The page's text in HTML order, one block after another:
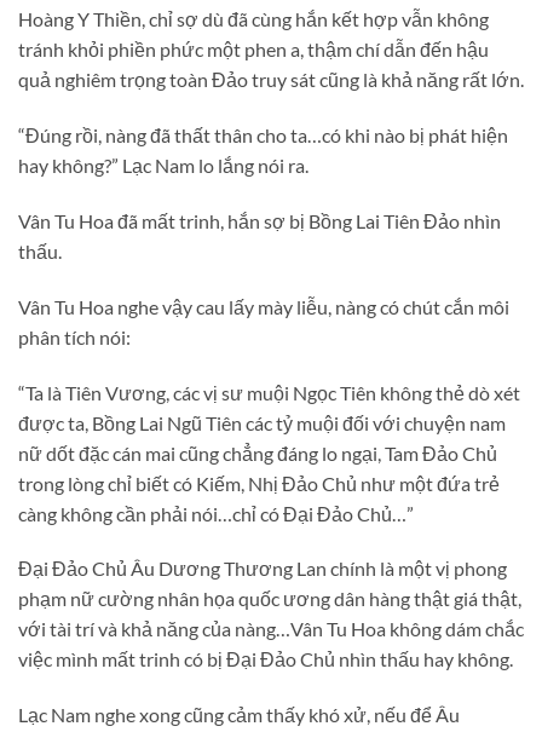
Hoàng Y Thiền, chỉ sợ dù đã cùng hắn kết hợp vẫn không
tránh khỏi phiền phức một phen a, thậm chí dẫn đến hậu
quả nghiêm trọng toàn Đảo truy sát cũng là khả năng rất lớn.
“Đúng rồi, nàng đã thất thân cho ta…có khi nào bị phát hiện
hay không?” Lạc Nam lo lắng nói ra.
Vân Tu Hoa đã mất trinh, hắn sợ bị Bồng Lai Tiên Đảo nhìn
thấu.
Vân Tu Hoa nghe vậy cau lấy mày liễu, nàng có chút cắn môi
phân tích nói:
“Ta là Tiên Vương, các vị sư muội Ngọc Tiên không thẻ dò xét
được ta, Bồng Lai Ngũ Tiên các tỷ muội đối với chuyện nam
nữ dốt đặc cán mai cũng chẳng đáng lo ngại, Tam Đảo Chủ
trong lòng chỉ biết có Kiếm, Nhị Đảo Chủ như một đứa trẻ
càng không cần phải nói…chỉ có Đại Đảo Chủ…”
Đại Đảo Chủ Âu Dương Thương Lan chính là một vị phong
phạm nữ cường nhân họa quốc ương dân hàng thật giá thật,
với tài trí và khả năng của nàng…Vân Tu Hoa không dám chắc
việc mình mất trinh có bị Đại Đảo Chủ nhìn thấu hay không.
Lạc Nam nghe xong cũng cảm thấy khó xử, nếu để Âu